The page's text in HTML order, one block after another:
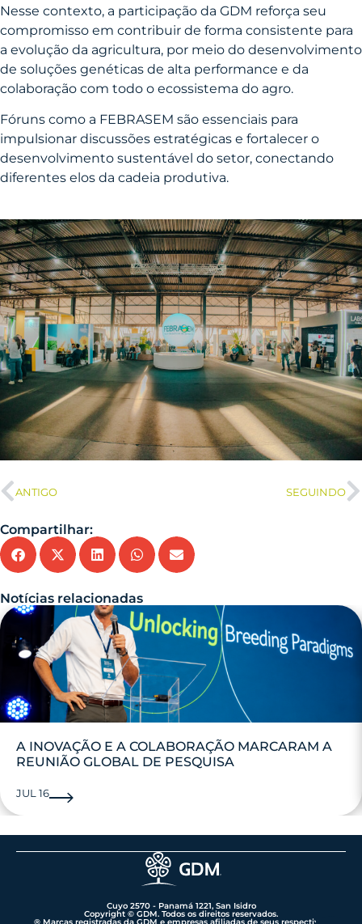
Nesse contexto, a participação da GDM reforça seu
compromisso em contribuir de forma consistente para
a evolução da agricultura, por meio do desenvolvimento
de soluções genéticas de alta performance e da
colaboração com todo o ecossistema do agro.
Fóruns como a FEBRASEM são essenciais para
impulsionar discussões estratégicas e fortalecer o
desenvolvimento sustentável do setor, conectando
diferentes elos da cadeia produtiva.
ANTIGO SEGUINDO
Compartilhar:
Notícias relacionadas
A INOVAÇÃO E A COLABORAÇÃO MARCARAM A
REUNIÃO GLOBAL DE PESQUISA
JUL 16
Cuyo 2570 - Panamá 1221, San Isidro
Copyright © GDM. Todos os direitos reservados.
® Marcas registradas da GDM e empresas afiliadas de seus respectivos